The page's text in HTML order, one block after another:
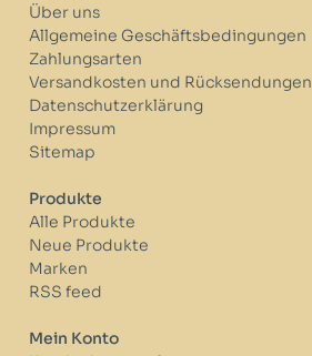
Über uns
Allgemeine Geschäftsbedingungen
Zahlungsarten
Versandkosten und Rücksendungen
Datenschutzerklärung
Impressum
Sitemap
Produkte
Alle Produkte
Neue Produkte
Marken
RSS feed
Mein Konto